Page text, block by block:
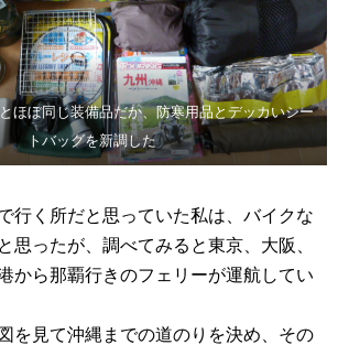
ほぼ同じ装備品だか、防寒用品とデッカいシー
トバッグを新調した
行く所だと思っていた私は、バイクな
思ったが、調べてみると東京、大阪、
から那覇行きのフェリーが運航してい
を見て沖縄までの道のりを決め、その